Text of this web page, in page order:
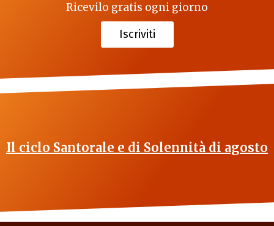
Ricevilo gratis ogni giorno
Iscriviti
Il ciclo Santorale e di Solennità di agosto